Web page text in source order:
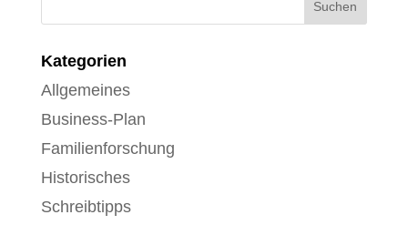
Kategorien
Allgemeines
Business-Plan
Familienforschung
Historisches
Schreibtipps